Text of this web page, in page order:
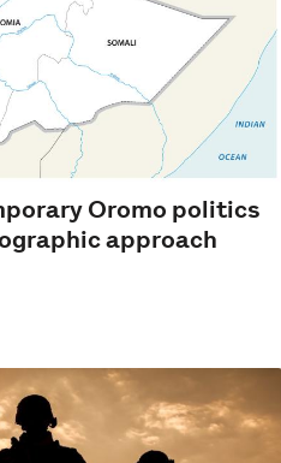
Oromo politics
approach